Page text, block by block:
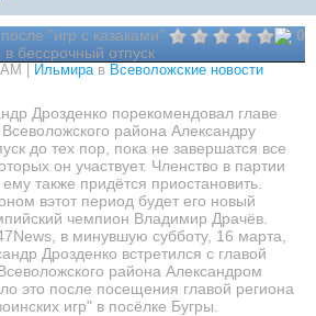
0
"игр с казаками"
бессрочный отпуск
| Ильмирав Всеволожские новости
Дрозденко порекомендовал главе
района Александру
до тех пор, пока не завершатся все
он участвует. Членство в партии
также придётся приостановить.
вэтот период будет его новый
чемпион Владимир Драчёв.
в минувшую субботу, 16 марта,
Дрозденко встретился с главой
района Александром
это после посещения главой региона
игр" в посёлке Бугры.